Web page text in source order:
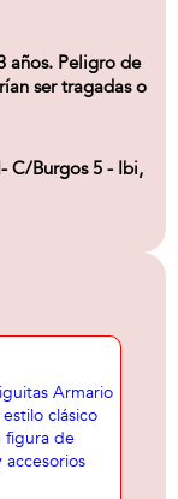
años. Peligro de
ser tragadas o
C/Burgos 5 - Ibi,